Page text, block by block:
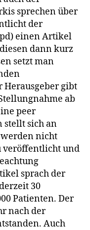
werden
Zahlen
sprechen über
der
einen Artikel
dann kurz
setzt man
Herausgeber gibt
ab
peer
stellt sich an
werden nicht
veröffentlicht und
sprach der
30
Patienten. Der
nach der
Auch